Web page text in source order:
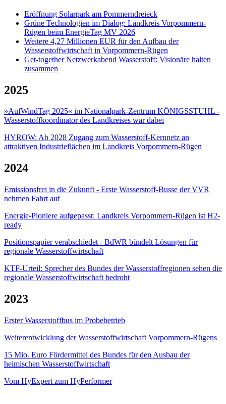
Eröffnung Solarpark am Pommerndreieck
Grüne Technologien im Dialog: Landkreis Vorpommern-
Rügen beim EnergieTag MV 2026
Weitere 4,27 Millionen EUR für den Aufbau der
Wasserstoffwirtschaft in Vorpommern-Rügen
Get-together Netzwerkabend Wasserstoff: Visionäre halten
zusammen
2025
»AufWindTag 2025« im Nationalpark-Zentrum KÖNIGSSTUHL -
Wasserstoffkoordinator des Landkreises war dabei
HYROW: Ab 2028 Zugang zum Wasserstoff-Kernnetz an
attraktiven Industrieflächen im Landkreis Vorpommern-Rügen
2024
Emissionsfrei in die Zukunft - Erste Wasserstoff-Busse der VVR
nehmen Fahrt auf
Energie-Pioniere aufgepasst: Landkreis Vorpommern-Rügen ist H2-
ready
Positionspapier verabschiedet - BdWR bündelt Lösungen für
regionale Wasserstoffwirtschaft
KTF-Urteil: Sprecher des Bundes der Wasserstoffregionen sehen die
regionale Wasserstoffwirtschaft bedroht
2023
Erster Wasserstoffbus im Probebetrieb
Weiterentwicklung der Wasserstoffwirtschaft Vorpommern-Rügens
15 Mio. Euro Fördermittel des Bundes für den Ausbau der
heimischen Wasserstoffwirtschaft
Vom HyExpert zum HyPerformer